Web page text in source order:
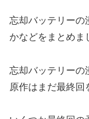
忘却バッテリーの
かなどをまとめま
忘却バッテリーの
原作はまだ最終回